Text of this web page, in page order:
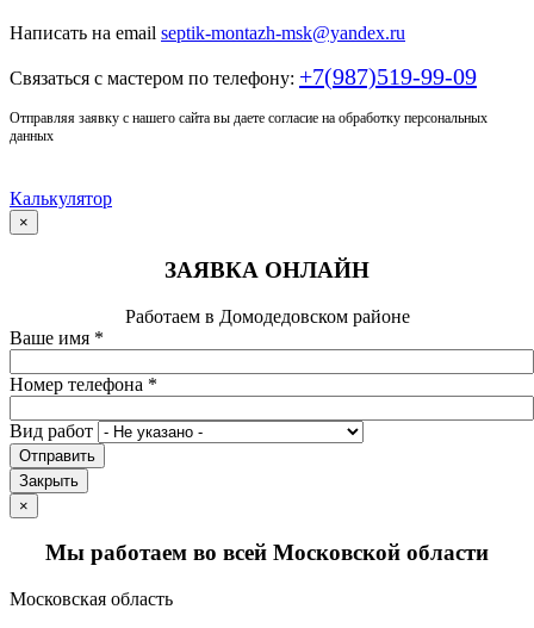
Написать на email septik-montazh-msk@yandex.ru
Связаться с мастером по телефону: +7(987)519-99-09
Отправляя заявку с нашего сайта вы даете согласие на обработку персональных
данных
Калькулятор
×
ЗАЯВКА ОНЛАЙН
Работаем в Домодедовском районе
Ваше имя *
Номер телефона *
Вид работ
Отправить
Закрыть
×
Мы работаем во всей Московской области
Московская область